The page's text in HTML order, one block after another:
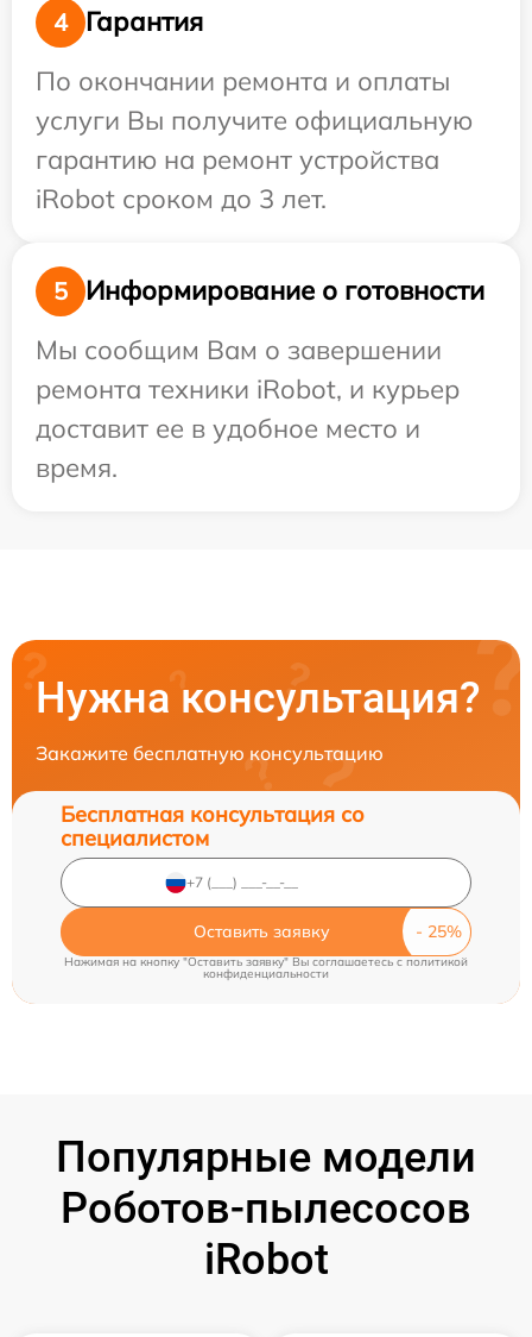
4
Гарантия
По окончании ремонта и оплаты
услуги Вы получите официальную
гарантию на ремонт устройства
iRobot сроком до 3 лет.
5
Информирование о готовности
Мы сообщим Вам о завершении
ремонта техники iRobot, и курьер
доставит ее в удобное место и
время.
Нужна консультация?
Закажите бесплатную консультацию
Бесплатная консультация со
специалистом
Оставить заявку
Нажимая на кнопку "Оставить заявку" Вы соглашаетесь cполитикой
конфиденциальности
Популярные модели
Роботов-пылесосов
iRobot